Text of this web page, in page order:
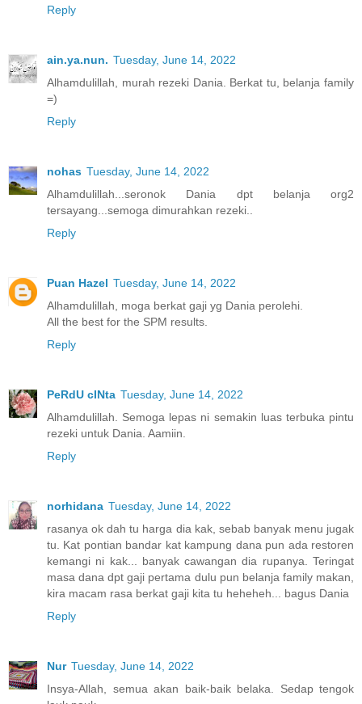
Reply
ain.ya.nun. Tuesday, June 14, 2022
Alhamdulillah, murah rezeki Dania. Berkat tu, belanja family
=)
Reply
nohas Tuesday, June 14, 2022
Alhamdulillah...seronok Dania dpt belanja org2
tersayang...semoga dimurahkan rezeki..
Reply
Puan Hazel Tuesday, June 14, 2022
Alhamdulillah, moga berkat gaji yg Dania perolehi.
All the best for the SPM results.
Reply
PeRdU cINta Tuesday, June 14, 2022
Alhamdulillah. Semoga lepas ni semakin luas terbuka pintu
rezeki untuk Dania. Aamiin.
Reply
norhidana Tuesday, June 14, 2022
rasanya ok dah tu harga dia kak, sebab banyak menu jugak
tu. Kat pontian bandar kat kampung dana pun ada restoren
kemangi ni kak... banyak cawangan dia rupanya. Teringat
masa dana dpt gaji pertama dulu pun belanja family makan,
kira macam rasa berkat gaji kita tu heheheh... bagus Dania
Reply
Nur Tuesday, June 14, 2022
Insya-Allah, semua akan baik-baik belaka. Sedap tengok